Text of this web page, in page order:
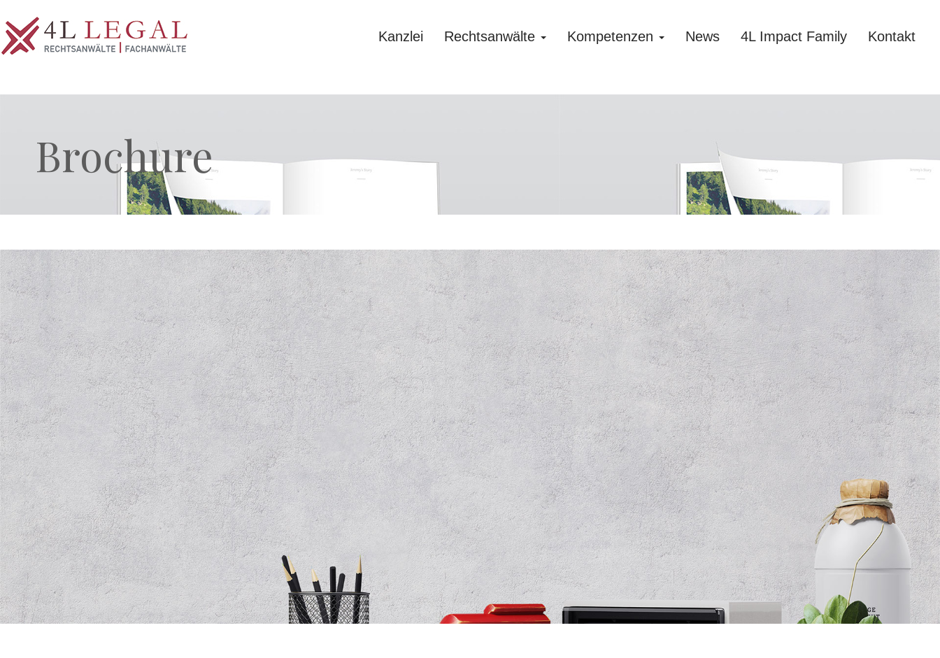
Kanzlei Rechtsanwälte Kompetenzen News 4L Impact Family Kontakt
Brochure